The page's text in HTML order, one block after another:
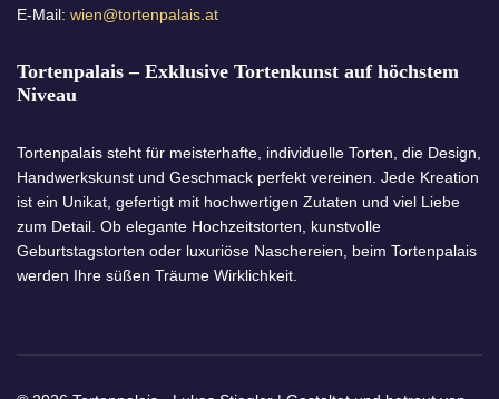
E-Mail: wien@tortenpalais.at
Tortenpalais – Exklusive Tortenkunst auf höchstem
Niveau
Tortenpalais steht für meisterhafte, individuelle Torten, die Design,
Handwerkskunst und Geschmack perfekt vereinen. Jede Kreation
ist ein Unikat, gefertigt mit hochwertigen Zutaten und viel Liebe
zum Detail. Ob elegante Hochzeitstorten, kunstvolle
Geburtstagstorten oder luxuriöse Naschereien, beim Tortenpalais
werden Ihre süßen Träume Wirklichkeit.